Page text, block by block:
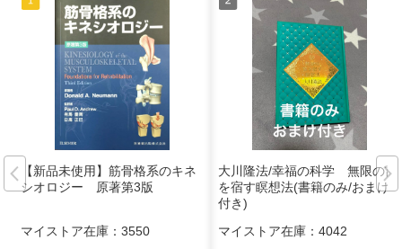
【新品未使用】筋骨格系のキネ
シオロジー 原著第3版
マイストア在庫： 3550
大川隆法/幸福の科学 無限の富
を宿す瞑想法(書籍のみ/おまけ
付き)
マイストア在庫： 4042